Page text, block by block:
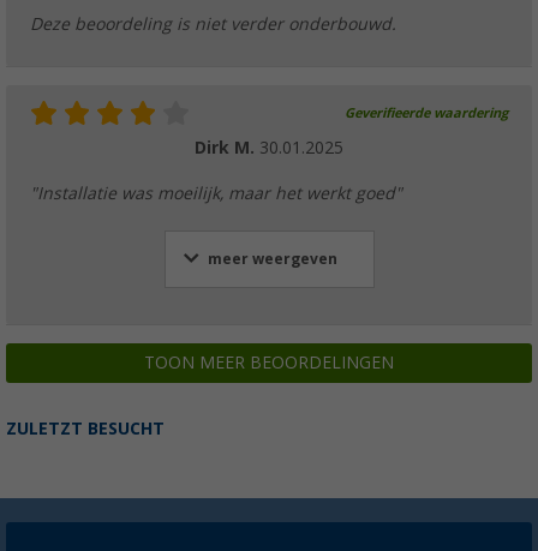
Deze beoordeling is niet verder onderbouwd.
Geverifieerde waardering
Dirk M. 30.01.2025
"Installatie was moeilijk, maar het werkt goed"
meer weergeven
TOON MEER BEOORDELINGEN
ZULETZT BESUCHT